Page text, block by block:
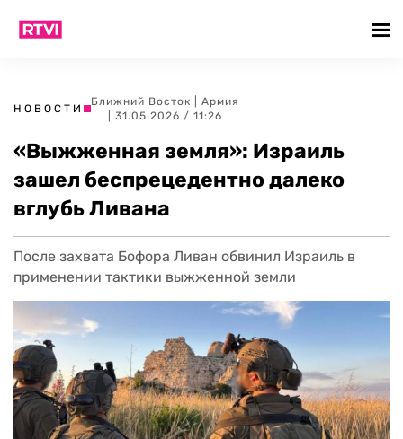
НОВОСТИ
Ближний Восток
Армия
| 31.05.2026 / 11:26
«Выжженная земля»: Израиль
зашел беспрецедентно далеко
вглубь Ливана
После захвата Бофора Ливан обвинил Израиль в
применении тактики выжженной земли